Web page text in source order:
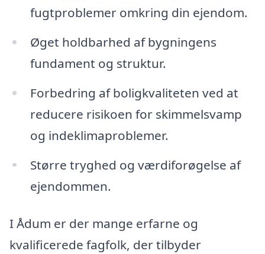
fugtproblemer omkring din ejendom.
Øget holdbarhed af bygningens
fundament og struktur.
Forbedring af boligkvaliteten ved at
reducere risikoen for skimmelsvamp
og indeklimaproblemer.
Større tryghed og værdiforøgelse af
ejendommen.
I Ådum er der mange erfarne og
kvalificerede fagfolk, der tilbyder